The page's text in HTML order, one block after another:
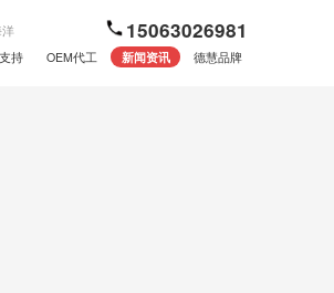
15063026981
持 OEM代工 新闻资讯 德慧品牌